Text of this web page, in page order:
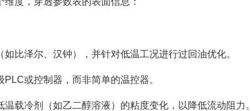
比泽尔、汉钟），并针对低温工况进行过回油优化。
或控制器，而非简单的温控器。
载冷剂（如乙二醇溶液）的粘度变化，以降低流动阻力。